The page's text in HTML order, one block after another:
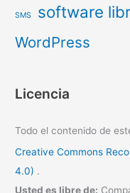
SMS software
WordPress
Licencia
Todo el contenido de
Creative Commons
4.0) .
Usted es libre de: